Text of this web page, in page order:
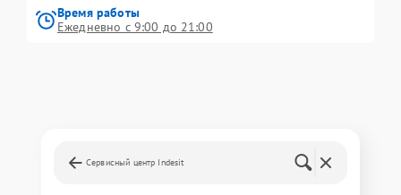
Время работы
Ежедневно с 9:00 до 21:00
Сервисный центр Indesit